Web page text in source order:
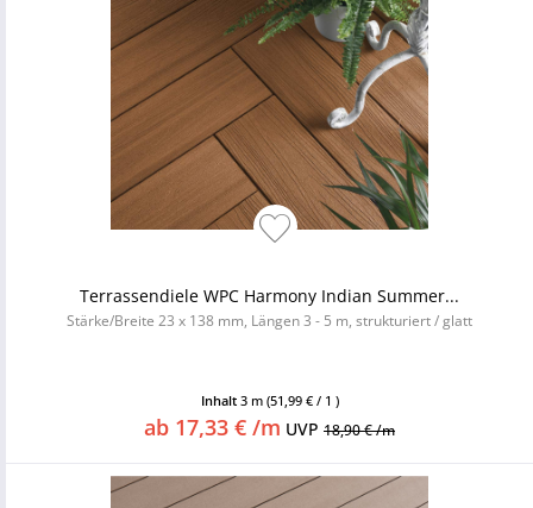
Terrassendiele WPC Harmony Indian Summer...
Stärke/Breite 23 x 138 mm, Längen 3 - 5 m, strukturiert / glatt
Inhalt 3 m (51,99 € / 1 )
ab 17,33 € /m UVP 18,90 € /m